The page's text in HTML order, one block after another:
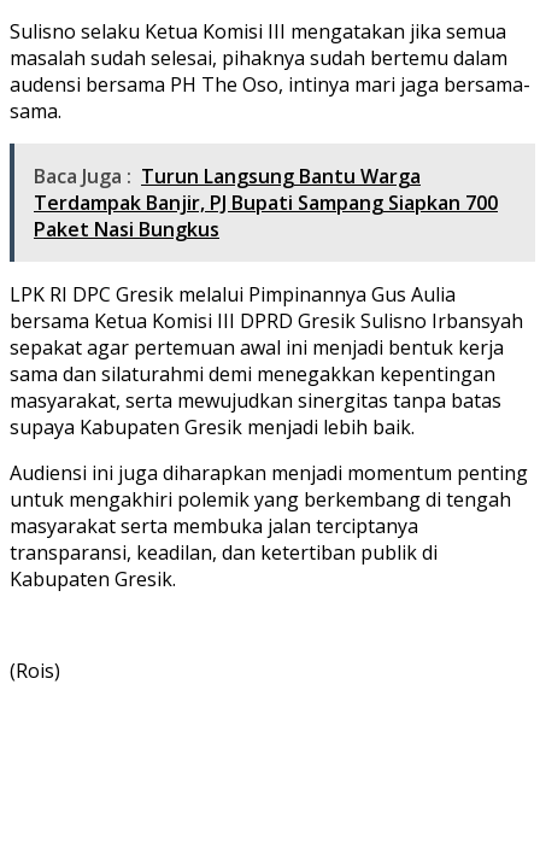
Sulisno selaku Ketua Komisi III mengatakan jika semua
masalah sudah selesai, pihaknya sudah bertemu dalam
audensi bersama PH The Oso, intinya mari jaga bersama-
sama.
Baca Juga : Turun Langsung Bantu Warga
Terdampak Banjir, PJ Bupati Sampang Siapkan 700
Paket Nasi Bungkus
LPK RI DPC Gresik melalui Pimpinannya Gus Aulia
bersama Ketua Komisi III DPRD Gresik Sulisno Irbansyah
sepakat agar pertemuan awal ini menjadi bentuk kerja
sama dan silaturahmi demi menegakkan kepentingan
masyarakat, serta mewujudkan sinergitas tanpa batas
supaya Kabupaten Gresik menjadi lebih baik.
Audiensi ini juga diharapkan menjadi momentum penting
untuk mengakhiri polemik yang berkembang di tengah
masyarakat serta membuka jalan terciptanya
transparansi, keadilan, dan ketertiban publik di
Kabupaten Gresik.
(Rois)